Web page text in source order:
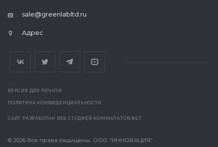
sale@greenlabltd.ru
Адрес
ВЕРСИЯ ДЛЯ ПЕЧАТИ
ПОЛИТИКА КОНФИДЕНЦИАЛЬНОСТИ
САЙТ РАЗРАБОТАН ВЕБ СТУДИЕЙ KOMMUTATOR.NET
© 2026 Все права защищены. ООО "ИННОВАЦИЯ"